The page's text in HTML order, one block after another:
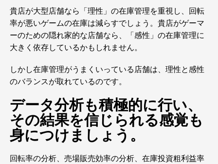
貴店が大型店舗なら「理性」の在庫管理を重視し、回転
率が悪いゲームの在庫は減らすでしょう。貴店がゲーマ
ーのための隠れ家的な店舗なら、「感性」の在庫管理に
大きく依存しているかもしれません。
しかし在庫管理がうまくいっている店舗は、理性と感性
のバランスが取れているのです。
データ分析も積極的に行い、
その結果を信じられる感覚も
身につけましょう。
回転率の分析、売場販売効率の分析、在庫投資粗利益率